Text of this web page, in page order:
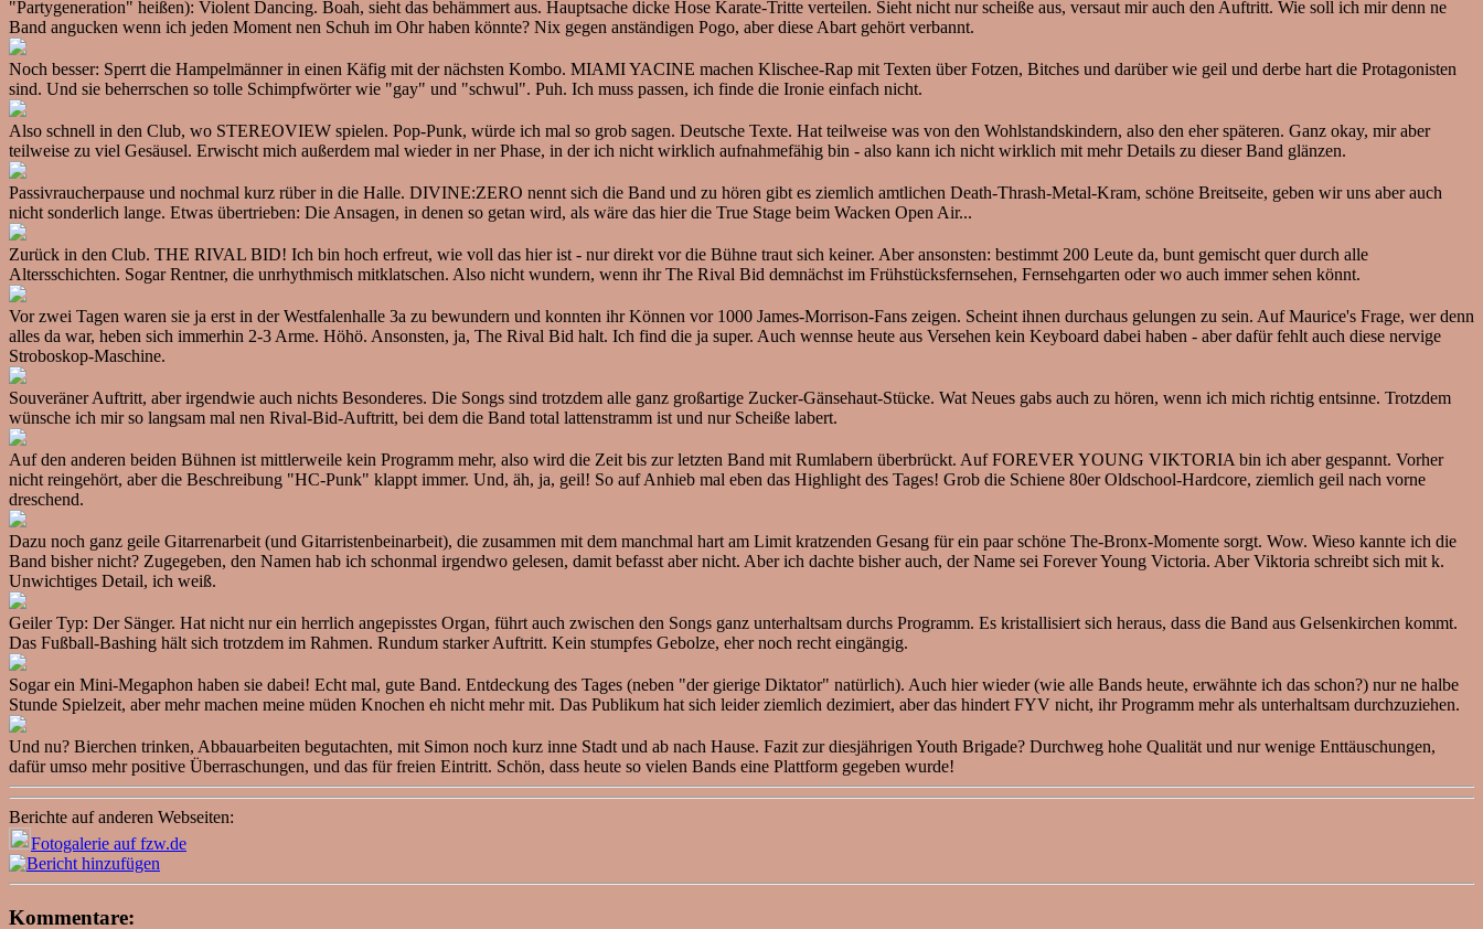
"Partygeneration" heißen): Violent Dancing. Boah, sieht das behämmert aus. Hauptsache dicke Hose Karate-Tritte verteilen. Sieht nicht nur scheiße aus, versaut mir auch den Auftritt. Wie soll ich mir denn ne
Band angucken wenn ich jeden Moment nen Schuh im Ohr haben könnte? Nix gegen anständigen Pogo, aber diese Abart gehört verbannt.
Noch besser: Sperrt die Hampelmänner in einen Käfig mit der nächsten Kombo. MIAMI YACINE machen Klischee-Rap mit Texten über Fotzen, Bitches und darüber wie geil und derbe hart die Protagonisten
sind. Und sie beherrschen so tolle Schimpfwörter wie "gay" und "schwul". Puh. Ich muss passen, ich finde die Ironie einfach nicht.
Also schnell in den Club, wo STEREOVIEW spielen. Pop-Punk, würde ich mal so grob sagen. Deutsche Texte. Hat teilweise was von den Wohlstandskindern, also den eher späteren. Ganz okay, mir aber
teilweise zu viel Gesäusel. Erwischt mich außerdem mal wieder in ner Phase, in der ich nicht wirklich aufnahmefähig bin - also kann ich nicht wirklich mit mehr Details zu dieser Band glänzen.
Passivraucherpause und nochmal kurz rüber in die Halle. DIVINE:ZERO nennt sich die Band und zu hören gibt es ziemlich amtlichen Death-Thrash-Metal-Kram, schöne Breitseite, geben wir uns aber auch
nicht sonderlich lange. Etwas übertrieben: Die Ansagen, in denen so getan wird, als wäre das hier die True Stage beim Wacken Open Air...
Zurück in den Club. THE RIVAL BID! Ich bin hoch erfreut, wie voll das hier ist - nur direkt vor die Bühne traut sich keiner. Aber ansonsten: bestimmt 200 Leute da, bunt gemischt quer durch alle
Altersschichten. Sogar Rentner, die unrhythmisch mitklatschen. Also nicht wundern, wenn ihr The Rival Bid demnächst im Frühstücksfernsehen, Fernsehgarten oder wo auch immer sehen könnt.
Vor zwei Tagen waren sie ja erst in der Westfalenhalle 3a zu bewundern und konnten ihr Können vor 1000 James-Morrison-Fans zeigen. Scheint ihnen durchaus gelungen zu sein. Auf Maurice's Frage, wer denn
alles da war, heben sich immerhin 2-3 Arme. Höhö. Ansonsten, ja, The Rival Bid halt. Ich find die ja super. Auch wennse heute aus Versehen kein Keyboard dabei haben - aber dafür fehlt auch diese nervige
Stroboskop-Maschine.
Souveräner Auftritt, aber irgendwie auch nichts Besonderes. Die Songs sind trotzdem alle ganz großartige Zucker-Gänsehaut-Stücke. Wat Neues gabs auch zu hören, wenn ich mich richtig entsinne. Trotzdem
wünsche ich mir so langsam mal nen Rival-Bid-Auftritt, bei dem die Band total lattenstramm ist und nur Scheiße labert.
Auf den anderen beiden Bühnen ist mittlerweile kein Programm mehr, also wird die Zeit bis zur letzten Band mit Rumlabern überbrückt. Auf FOREVER YOUNG VIKTORIA bin ich aber gespannt. Vorher
nicht reingehört, aber die Beschreibung "HC-Punk" klappt immer. Und, äh, ja, geil! So auf Anhieb mal eben das Highlight des Tages! Grob die Schiene 80er Oldschool-Hardcore, ziemlich geil nach vorne
dreschend.
Dazu noch ganz geile Gitarrenarbeit (und Gitarristenbeinarbeit), die zusammen mit dem manchmal hart am Limit kratzenden Gesang für ein paar schöne The-Bronx-Momente sorgt. Wow. Wieso kannte ich die
Band bisher nicht? Zugegeben, den Namen hab ich schonmal irgendwo gelesen, damit befasst aber nicht. Aber ich dachte bisher auch, der Name sei Forever Young Victoria. Aber Viktoria schreibt sich mit k.
Unwichtiges Detail, ich weiß.
Geiler Typ: Der Sänger. Hat nicht nur ein herrlich angepisstes Organ, führt auch zwischen den Songs ganz unterhaltsam durchs Programm. Es kristallisiert sich heraus, dass die Band aus Gelsenkirchen kommt.
Das Fußball-Bashing hält sich trotzdem im Rahmen. Rundum starker Auftritt. Kein stumpfes Gebolze, eher noch recht eingängig.
Sogar ein Mini-Megaphon haben sie dabei! Echt mal, gute Band. Entdeckung des Tages (neben "der gierige Diktator" natürlich). Auch hier wieder (wie alle Bands heute, erwähnte ich das schon?) nur ne halbe
Stunde Spielzeit, aber mehr machen meine müden Knochen eh nicht mehr mit. Das Publikum hat sich leider ziemlich dezimiert, aber das hindert FYV nicht, ihr Programm mehr als unterhaltsam durchzuziehen.
Und nu? Bierchen trinken, Abbauarbeiten begutachten, mit Simon noch kurz inne Stadt und ab nach Hause. Fazit zur diesjährigen Youth Brigade? Durchweg hohe Qualität und nur wenige Enttäuschungen,
dafür umso mehr positive Überraschungen, und das für freien Eintritt. Schön, dass heute so vielen Bands eine Plattform gegeben wurde!
Berichte auf anderen Webseiten:
Fotogalerie auf fzw.de
Kommentare: